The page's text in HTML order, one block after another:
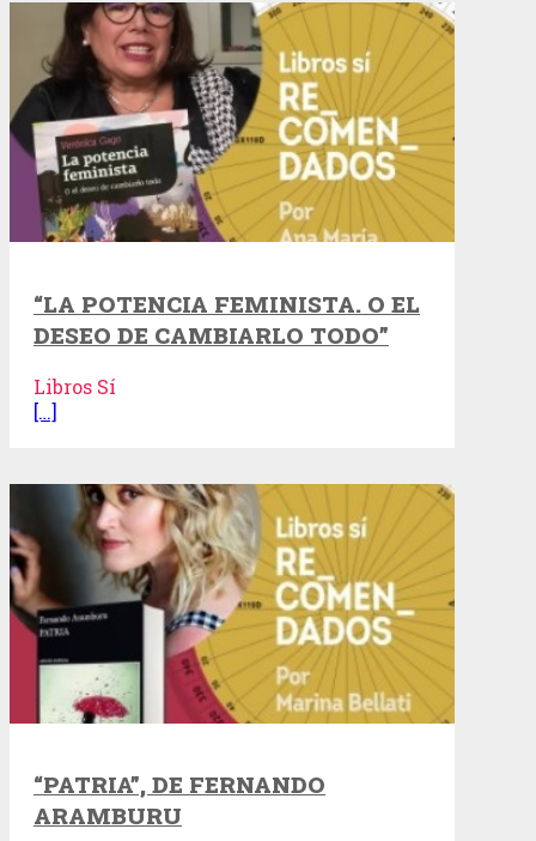
“LA POTENCIA FEMINISTA. O EL
DESEO DE CAMBIARLO TODO”
Libros Sí
[…]
“PATRIA”, DE FERNANDO
ARAMBURU